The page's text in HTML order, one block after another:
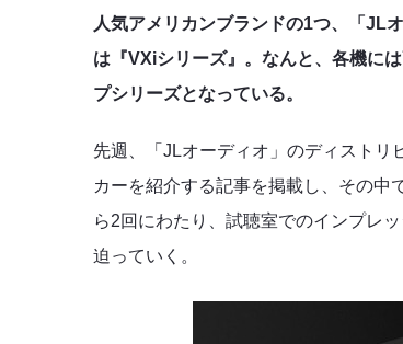
人気アメリカンブランドの1つ、「JL
は『VXiシリーズ』。なんと、各機に
プシリーズとなっている。
先週、「JLオーディオ」のディストリ
カーを紹介する記事を掲載し、その中
ら2回にわたり、試聴室でのインプレ
迫っていく。